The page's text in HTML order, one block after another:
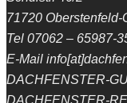
71720 Oberstenfeld-
Tel 07062 – 65987-
E-Mail
DACHFENSTER-